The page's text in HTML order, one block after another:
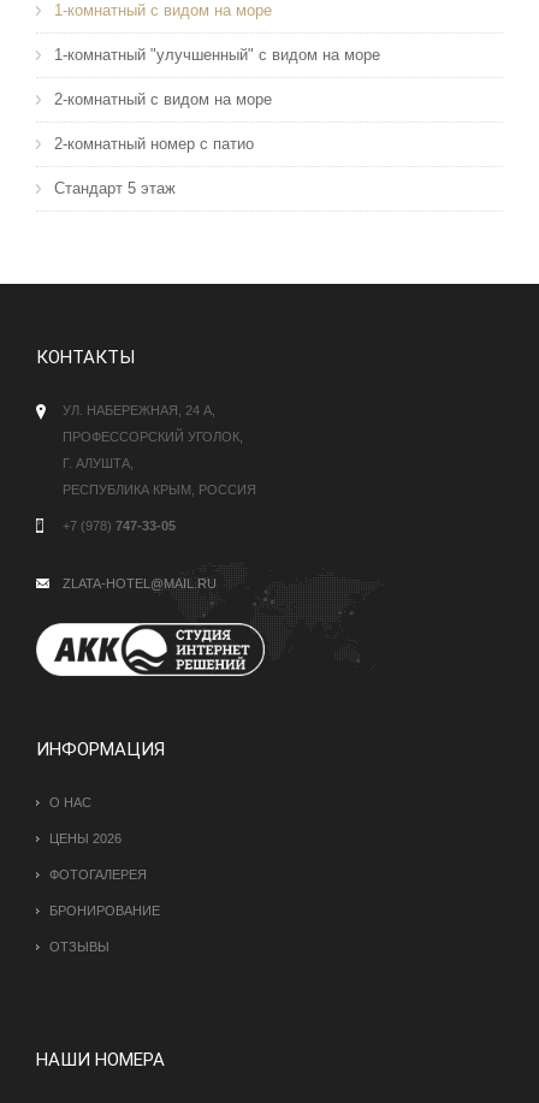
1-комнатный с видом на море
1-комнатный "улучшенный" с видом на море
2-комнатный с видом на море
2-комнатный номер с патио
Стандарт 5 этаж
КОНТАКТЫ
УЛ. НАБЕРЕЖНАЯ, 24 А,
ПРОФЕССОРСКИЙ УГОЛОК,
Г. АЛУШТА,
РЕСПУБЛИКА КРЫМ, РОССИЯ
+7 (978) 747-33-05
ZLATA-HOTEL@MAIL.RU
ИНФОРМАЦИЯ
О НАС
ЦЕНЫ 2026
ФОТОГАЛЕРЕЯ
БРОНИРОВАНИЕ
ОТЗЫВЫ
НАШИ НОМЕРА